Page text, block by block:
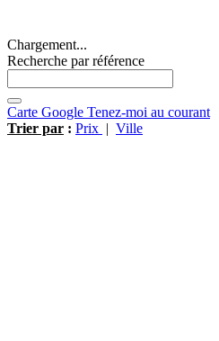
Chargement...
Recherche par référence
Carte Google Tenez-moi au courant
Trier par : Prix | Ville